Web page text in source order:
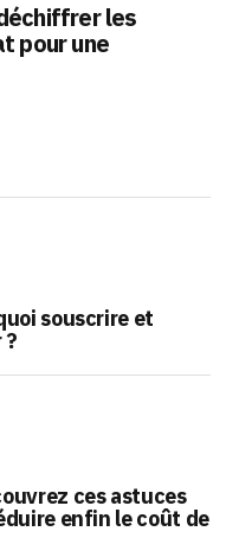
les
pour une
souscrire et
?
ces astuces
enfin le coût de